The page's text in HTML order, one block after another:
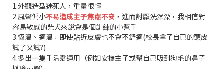
1.外觀造型迷死人，重量很輕
2.風聲偏小不易造成主子焦慮不安 ，進而討厭洗澡澡，我相信對
容易敏感的柴犬來說會是個訓練的小幫手
3.恆溫、適溫，即使貼近皮膚也不會不舒適(校長拿了自已的頭皮
試了又試?)
4.多出一隻手活靈運用（例如安撫主子或幫自己吸到狗毛的鼻子